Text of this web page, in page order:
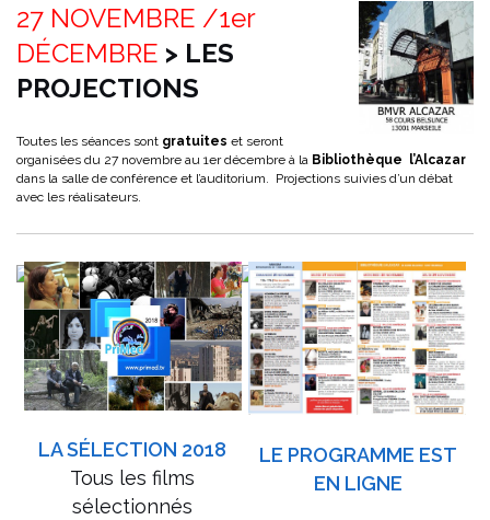
27 NOVEMBRE /1er
DÉCEMBRE > LES
PROJECTIONS
Toutes les séances sont gratuites et seront
organisées du 27 novembre au 1er décembre à la Bibliothèque l’Alcazar
dans la salle de conférence et l’auditorium. Projections suivies d’un débat
avec les réalisateurs.
LA SÉLECTION 2018
Tous les films
sélectionnés
LE PROGRAMME EST
EN LIGNE